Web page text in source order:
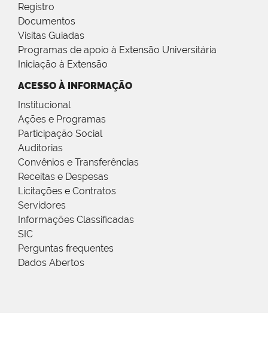
Registro
Documentos
Visitas Guiadas
Programas de apoio à Extensão Universitária
Iniciação à Extensão
ACESSO À INFORMAÇÃO
Institucional
Ações e Programas
Participação Social
Auditorias
Convênios e Transferências
Receitas e Despesas
Licitações e Contratos
Servidores
Informações Classificadas
SIC
Perguntas frequentes
Dados Abertos